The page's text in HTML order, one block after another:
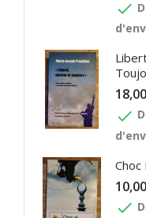
done
done
Choc
done